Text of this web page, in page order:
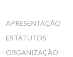
APRESENTAÇÃO
ESTATUTOS
ORGANIZAÇÃO